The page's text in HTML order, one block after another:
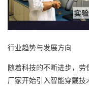
行业趋势与发展方向
随着科技的不断进步，
厂家开始引入智能穿戴